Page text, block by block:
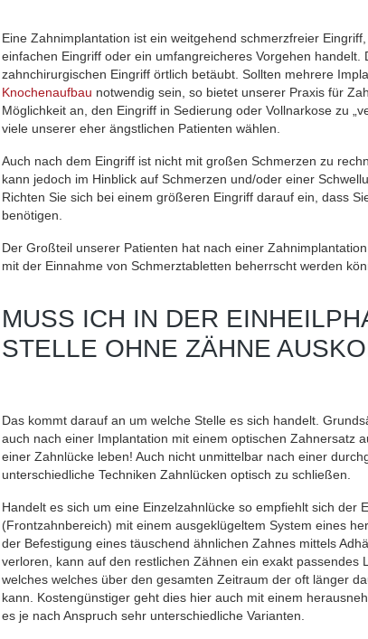
Eine Zahnimplantation ist ein weitgehend schmerzfreier
einfachen Eingriff oder ein umfangreicheres Vorgehen handelt.
zahnchirurgischen Eingriff örtlich betäubt. Sollten mehrere
Knochenaufbau notwendig sein, so bietet unserer Praxis für
Möglichkeit an, den Eingriff in Sedierung oder Vollnarkose zu
viele unserer eher ängstlichen Patienten wählen.
Auch nach dem Eingriff ist nicht mit großen Schmerzen zu
kann jedoch im Hinblick auf Schmerzen und/oder einer
Richten Sie sich bei einem größeren Eingriff darauf ein, dass
benötigen.
Der Großteil unserer Patienten hat nach einer
mit der Einnahme von Schmerztabletten beherrscht werden
MUSS ICH IN DER
STELLE OHNE ZÄHNE
Das kommt darauf an um welche Stelle es sich handelt.
auch nach einer Implantation mit einem optischen Zahnersatz
einer Zahnlücke leben! Auch nicht unmittelbar nach einer
unterschiedliche Techniken Zahnlücken optisch zu schließen.
Handelt es sich um eine Einzelzahnlücke so empfiehlt sich der
(Frontzahnbereich) mit einem ausgeklügeltem System eines
der Befestigung eines täuschend ähnlichen Zahnes mittels
verloren, kann auf den restlichen Zähnen ein exakt passendes
welches welches über den gesamten Zeitraum der oft länger
kann. Kostengünstiger geht dies hier auch mit einem
es je nach Anspruch sehr unterschiedliche Varianten.